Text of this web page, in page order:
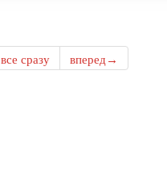
все сразу вперед→